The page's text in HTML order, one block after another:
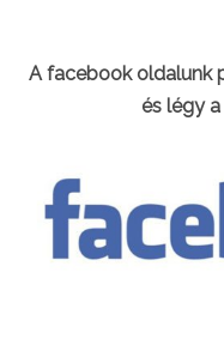
A facebook oldalunk
és légy